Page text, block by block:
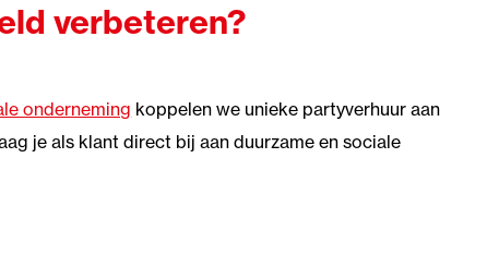
verbeteren?
onderneming koppelen we unieke partyverhuur aan
je als klant direct bij aan duurzame en sociale